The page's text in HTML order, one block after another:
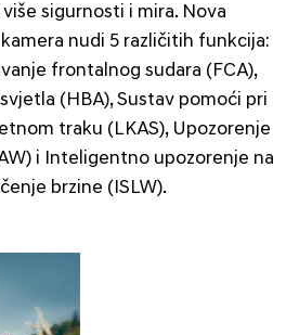
sigurnosti i mira. Nova
nudi 5 različitih funkcija:
frontalnog sudara (FCA),
(HBA), Sustav pomoći pri
traku (LKAS), Upozorenje
i Inteligentno upozorenje na
brzine (ISLW).